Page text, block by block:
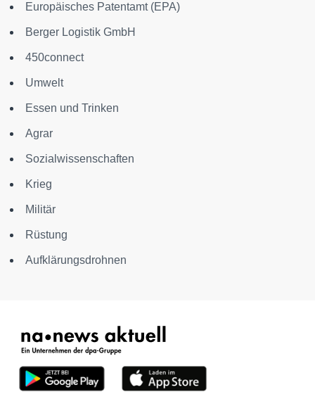
Europäisches Patentamt (EPA)
Berger Logistik GmbH
450connect
Umwelt
Essen und Trinken
Agrar
Sozialwissenschaften
Krieg
Militär
Rüstung
Aufklärungsdrohnen